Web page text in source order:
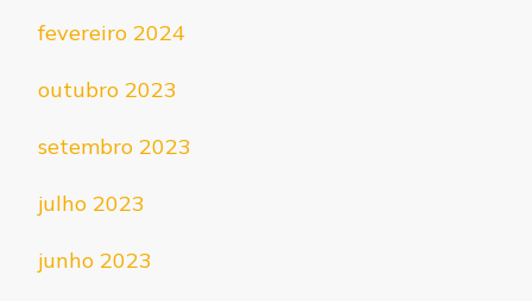
fevereiro 2024
outubro 2023
setembro 2023
julho 2023
junho 2023